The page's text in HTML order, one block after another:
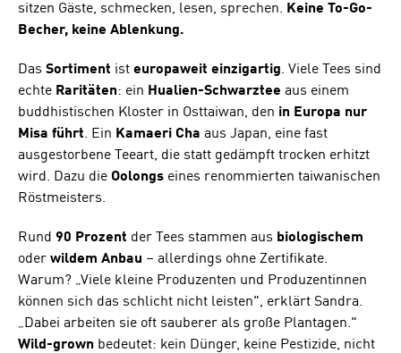
sitzen Gäste, schmecken, lesen, sprechen. Keine To-Go-
Becher, keine Ablenkung.
Das Sortiment ist europaweit einzigartig. Viele Tees sind
echte Raritäten: ein Hualien-Schwarztee aus einem
buddhistischen Kloster in Osttaiwan, den in Europa nur
Misa führt. Ein Kamaeri Cha aus Japan, eine fast
ausgestorbene Teeart, die statt gedämpft trocken erhitzt
wird. Dazu die Oolongs eines renommierten taiwanischen
Röstmeisters.
Rund 90 Prozent der Tees stammen aus biologischem
oder wildem Anbau – allerdings ohne Zertifikate.
Warum? „Viele kleine Produzenten und Produzentinnen
können sich das schlicht nicht leisten", erklärt Sandra.
„Dabei arbeiten sie oft sauberer als große Plantagen."
Wild-grown bedeutet: kein Dünger, keine Pestizide, nicht